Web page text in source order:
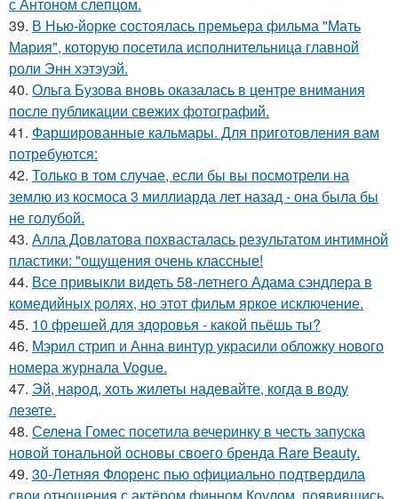
39. В Нью-йорке состоялась премьера фильма "Мать
Мария", которую посетила исполнительница главной
роли Энн хэтэуэй.
40. Ольга Бузова вновь оказалась в центре внимания
после публикации свежих фотографий.
41. Фаршированные кальмары. Для приготовления вам
потребуются:
42. Только в том случае, если бы вы посмотрели на
землю из космоса 3 миллиарда лет назад - она была бы
не голубой.
43. Алла Довлатова похвасталась результатом интимной
пластики: "ощущения очень классные!
44. Все привыкли видеть 58-летнего Адама сэндлера в
комедийных ролях, но этот фильм яркое исключение.
45. 10 фрешей для здоровья - какой пьёшь ты?
46. Мэрил стрип и Анна винтур украсили обложку нового
номера журнала Vogue.
47. Эй, народ, хоть жилеты надевайте, когда в воду
лезете.
48. Селена Гомес посетила вечеринку в честь запуска
новой тональной основы своего бренда Rare Beauty.
49. 30-Летняя Флоренс пью официально подтвердила